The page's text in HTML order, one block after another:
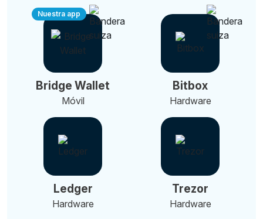
Nuestra app
Bridge Wallet
Móvil
Bitbox
Hardware
Ledger
Hardware
Trezor
Hardware